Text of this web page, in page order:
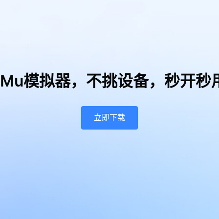
模拟器， 不挑设备，秒开秒
立即下载